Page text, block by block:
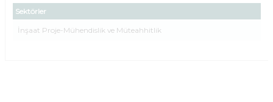
Sektörler
İnşaat Proje-Mühendislik ve Müteahhitlik